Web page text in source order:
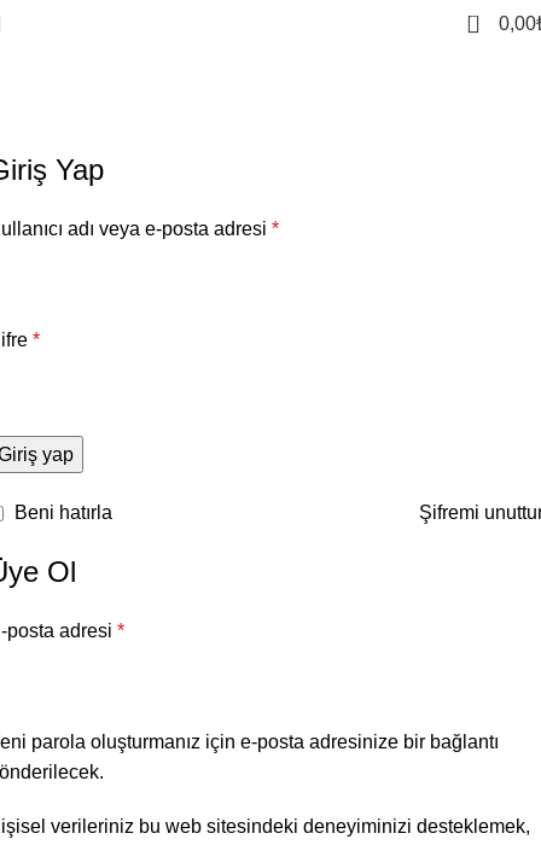
0 0,00
Yap
adı veya e-posta adresi *
*
yap
Şifremi
Beni hatırla
Ol
posta adresi *
parola oluşturmanız için e-posta adresinize bir bağlantı
verileriniz bu web sitesindeki deneyiminizi desteklemek,